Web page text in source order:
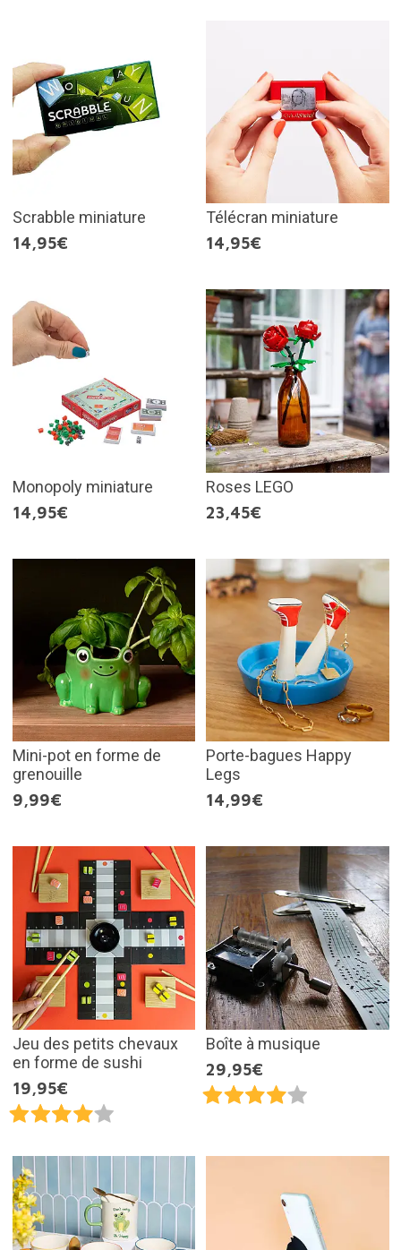
Scrabble miniature
14,95€
Télécran miniature
14,95€
Monopoly miniature
14,95€
Roses LEGO
23,45€
Mini-pot en forme de
grenouille
9,99€
Porte-bagues Happy
Legs
14,99€
Jeu des petits chevaux
en forme de sushi
19,95€
Boîte à musique
29,95€